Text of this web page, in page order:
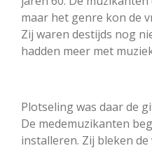
maar het genre kon de
Zij waren destijds nog
hadden meer met
Plotseling was daar de
De medemuzikanten
installeren. Zij bleken